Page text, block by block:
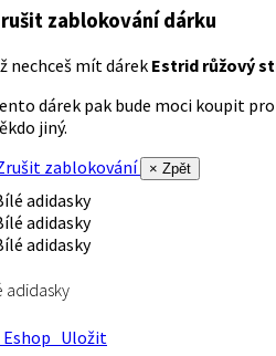
zablokování dárku
nechceš mít dárek Estrid růžový
dárek pak bude moci koupit pro
jiný.
zablokování
× Zpět
adidasky
Uložit